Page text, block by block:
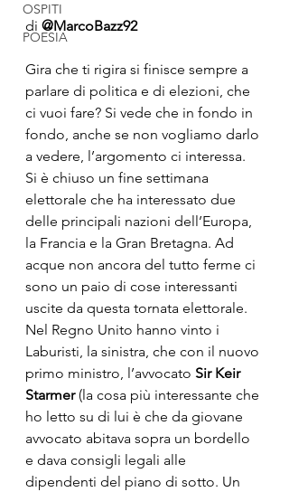
OSPITI
POESIA
di @MarcoBazz92
Gira che ti rigira si finisce sempre a
parlare di politica e di elezioni, che
ci vuoi fare? Si vede che in fondo in
fondo, anche se non vogliamo darlo
a vedere, l’argomento ci interessa.
Si è chiuso un fine settimana
elettorale che ha interessato due
delle principali nazioni dell’Europa,
la Francia e la Gran Bretagna. Ad
acque non ancora del tutto ferme ci
sono un paio di cose interessanti
uscite da questa tornata elettorale.
Nel Regno Unito hanno vinto i
Laburisti, la sinistra, che con il nuovo
primo ministro, l’avvocato Sir Keir
Starmer (la cosa più interessante che
ho letto su di lui è che da giovane
avvocato abitava sopra un bordello
e dava consigli legali alle
dipendenti del piano di sotto. Un